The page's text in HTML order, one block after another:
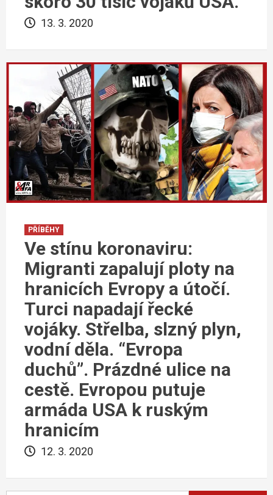
13. 3. 2020
PŘÍBĚHY
Ve stínu koronaviru:
Migranti zapalují ploty na
hranicích Evropy a útočí.
Turci napadají řecké
vojáky. Střelba, slzný plyn,
vodní děla. “Evropa
duchů”. Prázdné ulice na
cestě. Evropou putuje
armáda USA k ruským
hranicím
12. 3. 2020